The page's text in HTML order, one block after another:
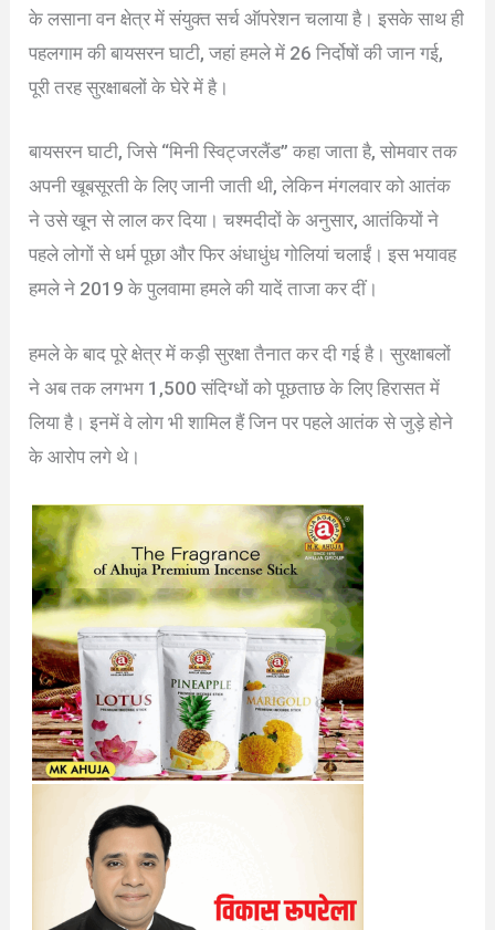
के लसाना वन क्षेत्र में संयुक्त सर्च ऑपरेशन चलाया है। इसके साथ ही
पहलगाम की बायसरन घाटी, जहां हमले में 26 निर्दोषों की जान गई,
पूरी तरह सुरक्षाबलों के घेरे में है।
बायसरन घाटी, जिसे “मिनी स्विट्जरलैंड” कहा जाता है, सोमवार तक
अपनी खूबसूरती के लिए जानी जाती थी, लेकिन मंगलवार को आतंक
ने उसे खून से लाल कर दिया। चश्मदीदों के अनुसार, आतंकियों ने
पहले लोगों से धर्म पूछा और फिर अंधाधुंध गोलियां चलाईं। इस भयावह
हमले ने 2019 के पुलवामा हमले की यादें ताजा कर दीं।
हमले के बाद पूरे क्षेत्र में कड़ी सुरक्षा तैनात कर दी गई है। सुरक्षाबलों
ने अब तक लगभग 1,500 संदिग्धों को पूछताछ के लिए हिरासत में
लिया है। इनमें वे लोग भी शामिल हैं जिन पर पहले आतंक से जुड़े होने
के आरोप लगे थे।